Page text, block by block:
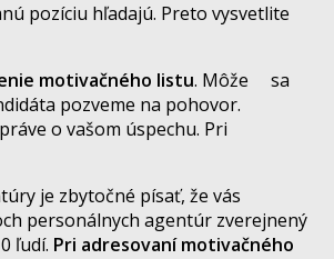
pozíciu hľadajú. Preto vysvetlite
motivačného listu. Môže sa
pozveme na pohovor.
o vašom úspechu. Pri
je zbytočné písať, že vás
personálnych agentúr zverejnený
ľudí. Pri adresovaní motivačného